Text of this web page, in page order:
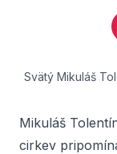
Svätý Mikuláš
Mikuláš
cirkev